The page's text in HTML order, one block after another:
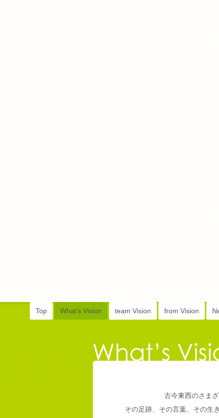
Top What's Vision team Vision from Vision
古今東西のさま
その足跡、その言葉、その生